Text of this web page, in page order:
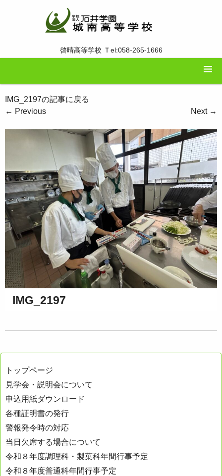
啓晴高等学校 Ｔel:058-265-1666
IMG_2197の記事に戻る
← Previous Next →
IMG_2197
トップページ
見学会・説明会について
申込用紙ダウンロード
各種証明書の発行
警報発令時の対応
当日欠席する場合について
令和８年度調理科・製菓科年間行事予定
令和８年度普通科年間行事予定